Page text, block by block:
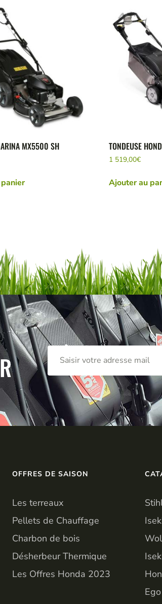
MX5500 SH TONDEUSE
1 519,00€
Ajouter au
OFFRES DE SAISON
Les terreaux
Pellets de Chauffage
Charbon de bois
Désherbeur Thermique
Les Offres Honda 2023